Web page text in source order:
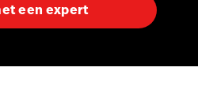
een expert